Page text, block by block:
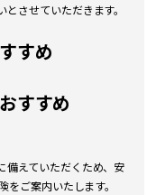
させていただきます。
すめ
すすめ
備えていただくため、安
ご案内いたします。